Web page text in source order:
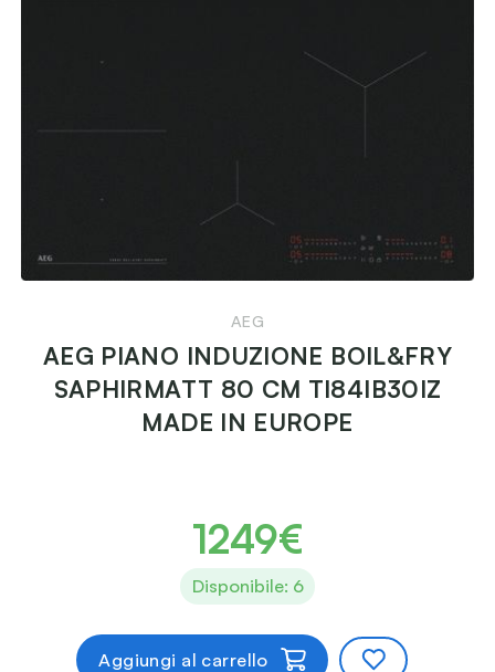
AEG
AEG PIANO INDUZIONE BOIL&FRY
SAPHIRMATT 80 CM TI84IB30IZ
MADE IN EUROPE
1249€
Disponibile: 6
Aggiungi al carrello